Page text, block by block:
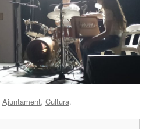
Ajuntament, Cultura.